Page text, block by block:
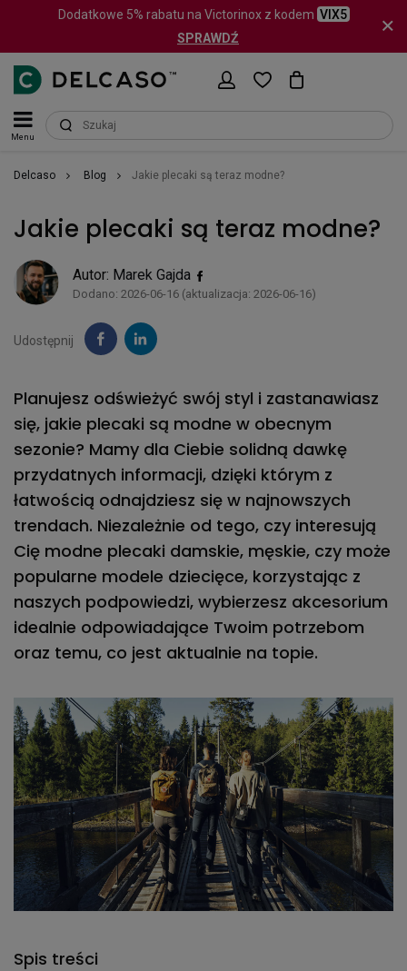
Dodatkowe 5% rabatu na Victorinox z kodem VIX5
SPRAWDŹ
Menu
Delcaso Blog Jakie plecaki są teraz modne?
Jakie plecaki są teraz modne?
Autor: Marek Gajda
Dodano: 2026-06-16 (aktualizacja: 2026-06-16)
Udostępnij
Planujesz odświeżyć swój styl i zastanawiasz
się, jakie plecaki są modne w obecnym
sezonie? Mamy dla Ciebie solidną dawkę
przydatnych informacji, dzięki którym z
łatwością odnajdziesz się w najnowszych
trendach. Niezależnie od tego, czy interesują
Cię modne plecaki damskie, męskie, czy może
popularne modele dziecięce, korzystając z
naszych podpowiedzi, wybierzesz akcesorium
idealnie odpowiadające Twoim potrzebom
oraz temu, co jest aktualnie na topie.
Spis treści